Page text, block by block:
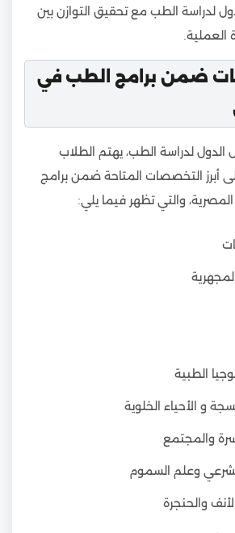
لدراسة الطب مع تحقيق التوازن بين
العملية.
ضمن برامج الطب في
لدراسة الطب، يهتم الطلاب
أبرز التخصصات المتاحة ضمن برامج
والتي تظهر فيما يلي:
الطبية
و الأحياء الخلوية
والمجتمع
وعلم السموم
والحنجرة